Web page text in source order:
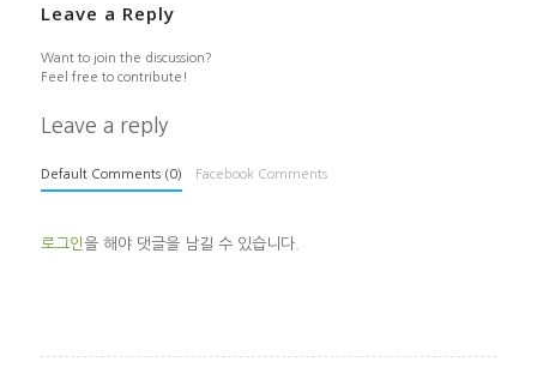
Leave a Reply
Want to join the discussion?
Feel free to contribute!
Leave a reply
Default Comments (0) Facebook Comments
로그인을 해야 댓글을 남길 수 있습니다.